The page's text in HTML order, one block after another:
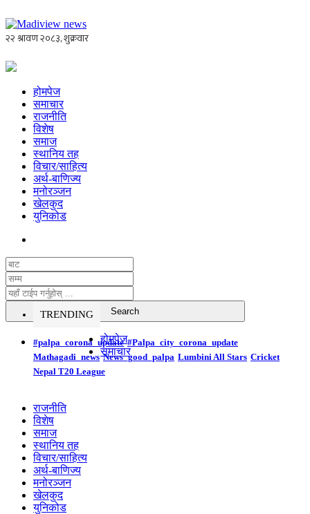
होमपेज
समाचार
राजनीति
विशेष
समाज
स्थानिय तह
विचार/साहित्य
अर्थ-बाणिज्य
मनोरञ्जन
खेलकुद
युनिकोड
TRENDING
#palpa_corona_update #Palpa_city_corona_update
Mathagadi_news News_good_palpa Lumbini All Stars Cricket
Nepal T20 League
होमपेज
समाचार
राजनीति
विशेष
समाज
स्थानिय तह
विचार/साहित्य
अर्थ-बाणिज्य
मनोरञ्जन
खेलकुद
युनिकोड